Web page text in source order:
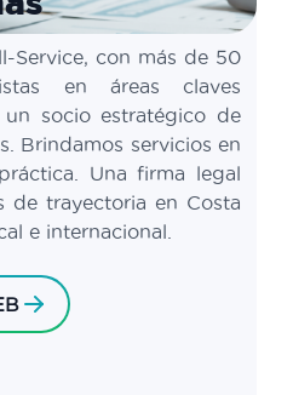
Service, con más de 50
en áreas claves
un socio estratégico de
Brindamos servicios en
Una firma legal
de trayectoria en Costa
e internacional.